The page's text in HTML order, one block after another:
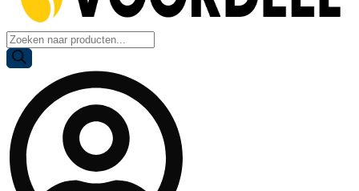
Producten
zoeken